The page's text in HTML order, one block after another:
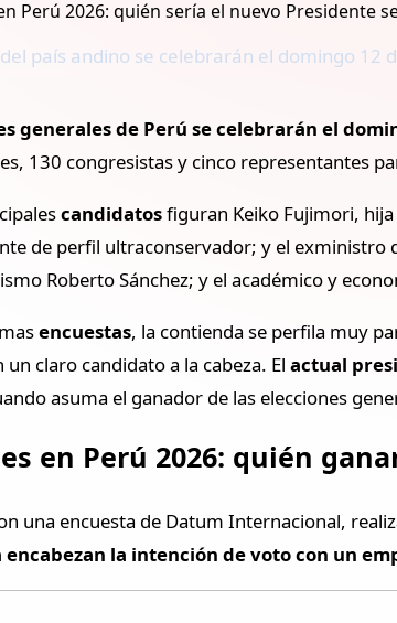
país andino se celebrarán el domingo
generales de Perú se celebrarán el
130 congresistas y cinco representantes
candidatosfiguran Keiko Fujimori,
de perfil ultraconservador; y el exministro
Roberto Sánchez; y el académico y
encuestas, la contienda se perfila muy
un claro candidato a la cabeza. Elactual
asuma el ganador de las elecciones
en Perú 2026: quién
una encuesta de Datum Internacional,
encabezan la intención de voto con un